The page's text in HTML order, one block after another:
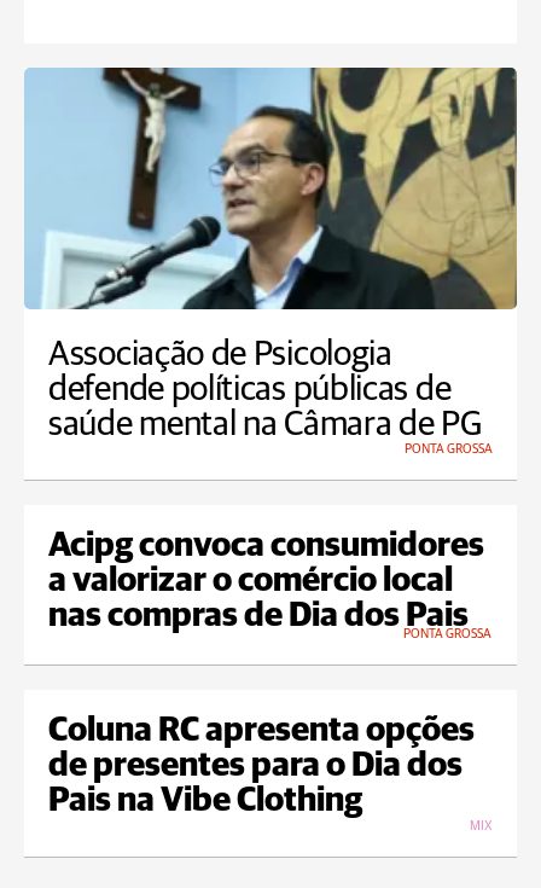
Associação de Psicologia
defende políticas públicas de
saúde mental na Câmara de PG
PONTA GROSSA
Acipg convoca consumidores
a valorizar o comércio local
nas compras de Dia dos Pais
PONTA GROSSA
Coluna RC apresenta opções
de presentes para o Dia dos
Pais na Vibe Clothing
MIX